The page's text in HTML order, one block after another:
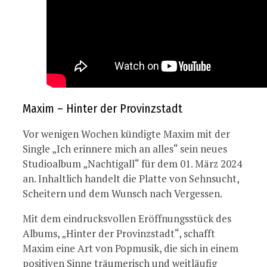
Maxim – Hinter der Provinzstadt
Vor wenigen Wochen kündigte Maxim mit der
Single „Ich erinnere mich an alles“ sein neues
Studioalbum „Nachtigall“ für dem 01. März 2024
an. Inhaltlich handelt die Platte von Sehnsucht,
Scheitern und dem Wunsch nach Vergessen.
Mit dem eindrucksvollen Eröffnungsstück des
Albums, „Hinter der Provinzstadt“, schafft
Maxim eine Art von Popmusik, die sich in einem
positiven Sinne träumerisch und weitläufig